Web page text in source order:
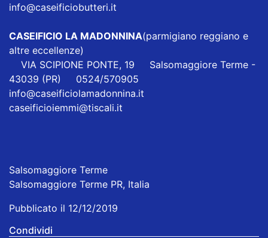
info@caseificiobutteri.it
CASEIFICIO LA MADONNINA(parmigiano reggiano e
altre eccellenze)
VIA SCIPIONE PONTE, 19 Salsomaggiore Terme -
43039 (PR) 0524/570905
info@caseificiolamadonnina.it
caseificioiemmi@tiscali.it
Salsomaggiore Terme
Salsomaggiore Terme PR, Italia
Pubblicato il 12/12/2019
Condividi